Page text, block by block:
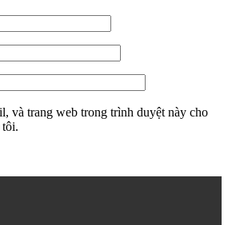
và trang web trong trình duyệt này cho
tôi.